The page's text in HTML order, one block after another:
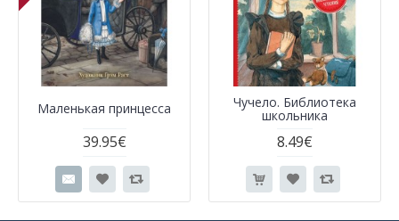
Маленькая принцесса
39.95€
Чучело. Библиотека
школьника
8.49€